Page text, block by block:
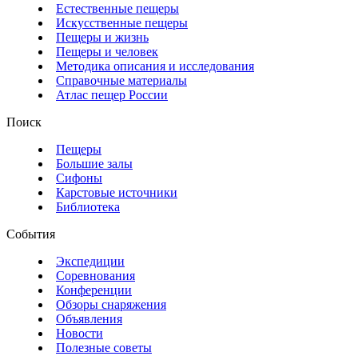
Естественные пещеры
Искусственные пещеры
Пещеры и жизнь
Пещеры и человек
Методика описания и исследования
Справочные материалы
Атлас пещер России
Поиск
Пещеры
Большие залы
Сифоны
Карстовые источники
Библиотека
События
Экспедиции
Соревнования
Конференции
Обзоры снаряжения
Объявления
Новости
Полезные советы